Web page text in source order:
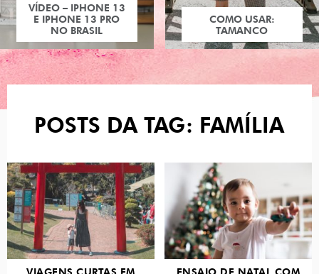
VÍDEO – IPHONE 13
E IPHONE 13 PRO
NO BRASIL
COMO USAR:
TAMANCO
POSTS DA TAG: FAMÍLIA